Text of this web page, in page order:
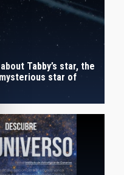
about Tabby’s star, the
star of